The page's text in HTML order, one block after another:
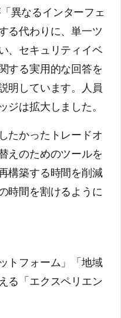
異なるインターフェ
る代わりに、単一ツ
、セキュリティイベ
する実用的な回答を
明しています。人員
ジは拡大しました。
たかったトレードオ
えのためのツールを
構築する時間を削減
時間を割けるように
トフォーム」「地域
る「エクスペリエン